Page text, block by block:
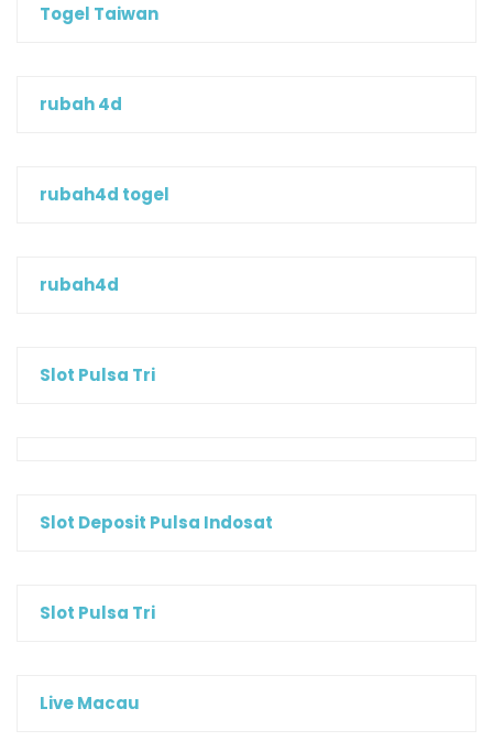
Togel Taiwan
rubah 4d
rubah4d togel
rubah4d
Slot Pulsa Tri
Slot Deposit Pulsa Indosat
Slot Pulsa Tri
Live Macau